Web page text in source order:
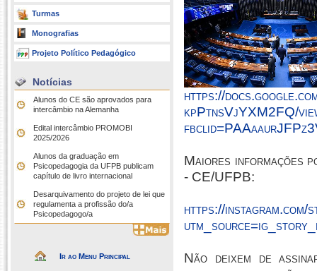
Turmas
Monografias
Projeto Político Pedagógico
Notícias
Alunos do CE são aprovados para
intercâmbio na Alemanha
Edital intercâmbio PROMOBI
2025/2026
Alunos da graduação em
Psicopedagogia da UFPB publicam
capítulo de livro internacional
Desarquivamento do projeto de lei que
regulamenta a profissão do/a
Psicopedagogo/a
Ir ao Menu Principal
https://
kpPtnsVjYXM2FQ/
Maiores informações
- CE/UFPB:
https://
Não deixem de